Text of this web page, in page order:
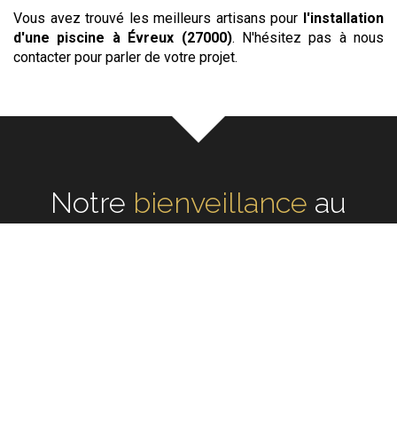
Vous avez trouvé les meilleurs artisans pour l'installation
d'une piscine à Évreux (27000). N'hésitez pas à nous
contacter pour parler de votre projet.
Notreécouteau cœur de
chaque réalisation